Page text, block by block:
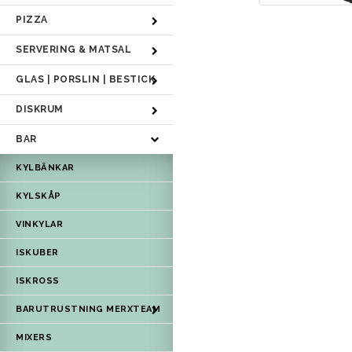
PIZZA
SERVERING & MATSAL
GLAS | PORSLIN | BESTICK
DISKRUM
BAR
KYLBÄNKAR
KYLSKÅP
VINKYLAR
ISKUBER
ISKROSS
BARUTRUSTNING MERXTEAM
MIXERS